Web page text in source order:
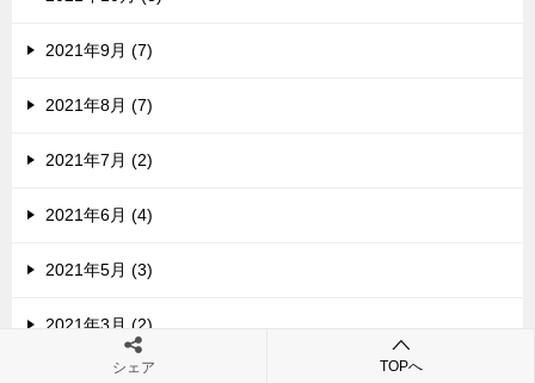
2021年9月 (7)
2021年8月 (7)
2021年7月 (2)
2021年6月 (4)
2021年5月 (3)
2021年3月 (2)
シェア TOPへ